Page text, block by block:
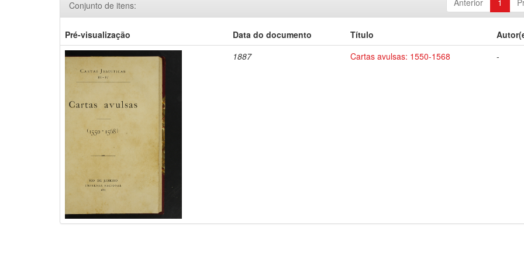
Anterior 1
Conjunto de itens:
Pré-visualização Data do documento Título
1887
Cartas avulsas: 1550-1568 -